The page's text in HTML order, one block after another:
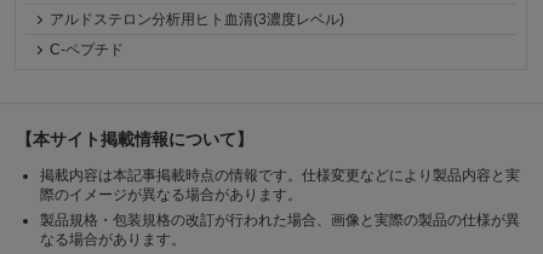
アルドステロン分析用ヒト血清(3濃度レベル)
C-ペプチド
【本サイト掲載情報について】
掲載内容は本記事掲載時点の情報です。仕様変更などにより製品内容と実
際のイメージが異なる場合があります。
製品規格・包装規格の改訂が行われた場合、画像と実際の製品の仕様が異
なる場合があります。